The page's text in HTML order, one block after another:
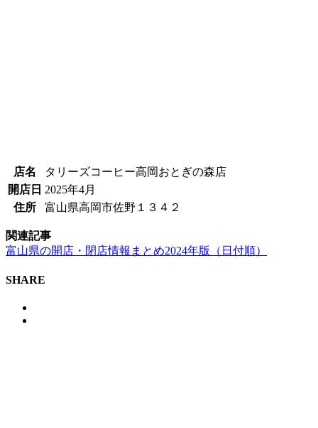
店名
タリーズコーヒー高岡おとぎの森店
開店日 2025年4月
住所
富山県高岡市佐野１３４２
関連記事
富山県の開店・閉店情報まとめ2024年版（日付順）
SHARE